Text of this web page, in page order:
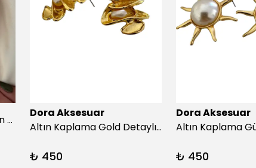
Afrika turkuazıç Madalyon Kolye
Dora Aksesuar
Altın Kaplama Gold Detaylı İnci Küpe
₺ 450
Dora Aksesuar
₺ 450